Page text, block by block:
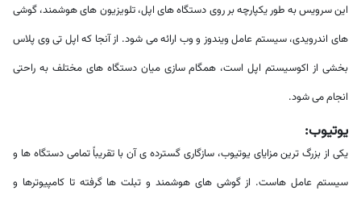
این سرویس به طور یکپارچه بر روی دستگاه های اپل، تلویزیون های هوشمند، گوشی
های اندرویدی، سیستم عامل ویندوز و وب ارائه می شود. از آنجا که اپل تی وی پلاس
بخشی از اکوسیستم اپل است، همگام سازی میان دستگاه های مختلف به راحتی
انجام می شود.
یوتیوب:
یکی از بزرگ ترین مزایای یوتیوب، سازگاری گسترده ی آن با تقریباً تمامی دستگاه ها و
سیستم عامل هاست. از گوشی های هوشمند و تبلت ها گرفته تا کامپیوترها و